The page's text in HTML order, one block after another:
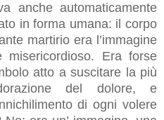
anche automaticamente
in forma umana: il corpo
martirio era l’immagine
misericordioso. Era forse
atto a suscitare la più
del dolore, e
di ogni volere